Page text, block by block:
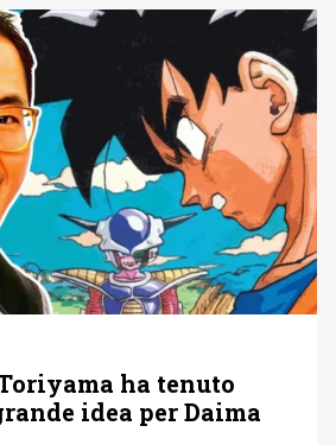
del mondo: questa è la
l'attuale artista dietro Dragon Ball
come [']
ha tenuto
idea per Daima